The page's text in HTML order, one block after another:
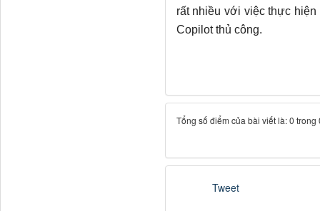
rất nhiều với việc thực
Copilot thủ công.
Tổng số điểm của bài viết là: 0 trong
Tweet